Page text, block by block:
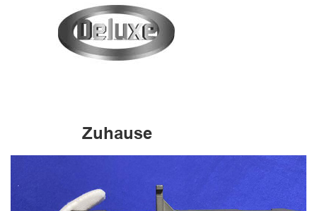
Zuhause